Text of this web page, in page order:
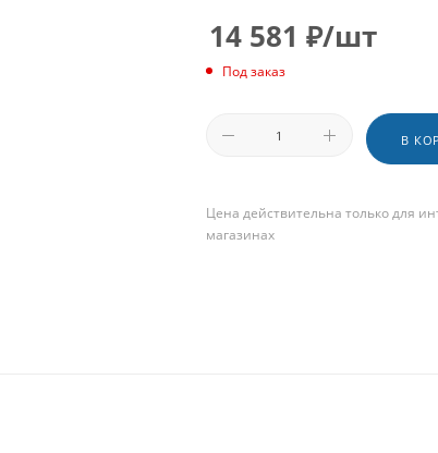
14 581 ₽/шт
Под заказ
В
Цена действительна только для
магазинах